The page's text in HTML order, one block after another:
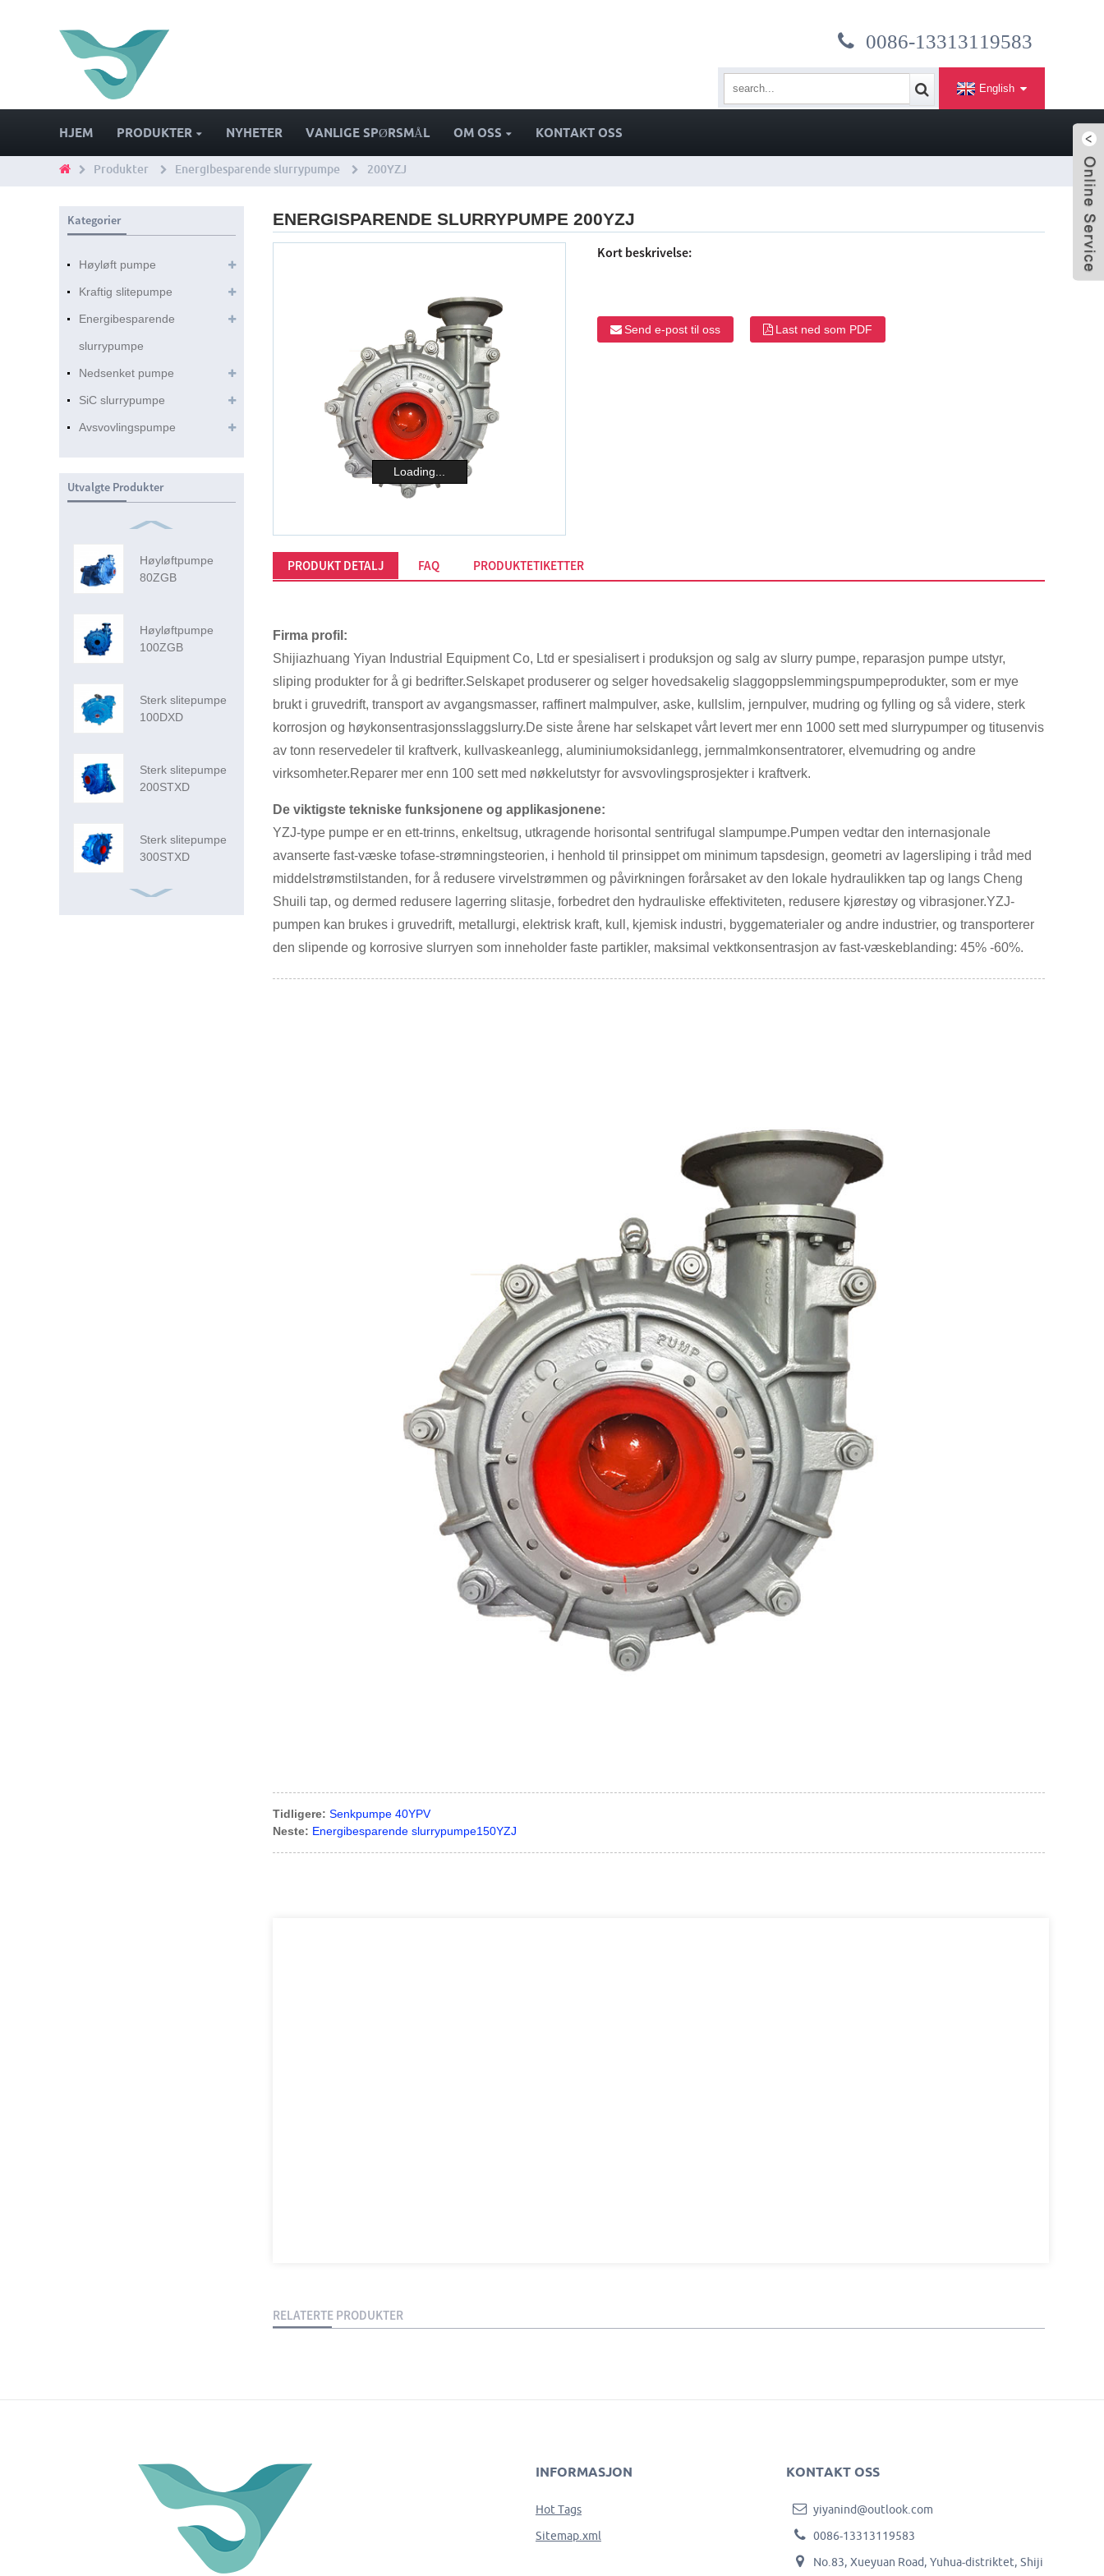
0086-13313119583
English
HJEM PRODUKTER NYHETER VANLIGE SPØRSMÅL OM OSS KONTAKT OSS
Produkter Energibesparende slurrypumpe 200YZJ
Kategorier
Høyløft pumpe
Kraftig slitepumpe
Energibesparende
slurrypumpe
Nedsenket pumpe
SiC slurrypumpe
Avsvovlingspumpe
Utvalgte Produkter
Høyløftpumpe
80ZGB
Høyløftpumpe
100ZGB
Sterk slitepumpe
100DXD
Sterk slitepumpe
200STXD
Sterk slitepumpe
300STXD
ENERGISPARENDE SLURRYPUMPE 200YZJ
Loading...
Kort beskrivelse:
Send e-post til oss Last ned som PDF
PRODUKT DETALJ FAQ PRODUKTETIKETTER
Firma profil:
Shijiazhuang Yiyan Industrial Equipment Co, Ltd er spesialisert i produksjon og salg av slurry pumpe, reparasjon pumpe utstyr,
sliping produkter for å gi bedrifter.Selskapet produserer og selger hovedsakelig slaggoppslemmingspumpeprodukter, som er mye
brukt i gruvedrift, transport av avgangsmasser, raffinert malmpulver, aske, kullslim, jernpulver, mudring og fylling og så videre, sterk
korrosjon og høykonsentrasjonsslaggslurry.De siste årene har selskapet vårt levert mer enn 1000 sett med slurrypumper og titusenvis
av tonn reservedeler til kraftverk, kullvaskeanlegg, aluminiumoksidanlegg, jernmalmkonsentratorer, elvemudring og andre
virksomheter.Reparer mer enn 100 sett med nøkkelutstyr for avsvovlingsprosjekter i kraftverk.
De viktigste tekniske funksjonene og applikasjonene:
YZJ-type pumpe er en ett-trinns, enkeltsug, utkragende horisontal sentrifugal slampumpe.Pumpen vedtar den internasjonale
avanserte fast-væske tofase-strømningsteorien, i henhold til prinsippet om minimum tapsdesign, geometri av lagersliping i tråd med
middelstrømstilstanden, for å redusere virvelstrømmen og påvirkningen forårsaket av den lokale hydraulikken tap og langs Cheng
Shuili tap, og dermed redusere lagerring slitasje, forbedret den hydrauliske effektiviteten, redusere kjørestøy og vibrasjoner.YZJ-
pumpen kan brukes i gruvedrift, metallurgi, elektrisk kraft, kull, kjemisk industri, byggematerialer og andre industrier, og transporterer
den slipende og korrosive slurryen som inneholder faste partikler, maksimal vektkonsentrasjon av fast-væskeblanding: 45% -60%.
Tidligere: Senkpumpe 40YPV
Neste: Energibesparende slurrypumpe150YZJ
RELATERTE PRODUKTER
INFORMASJON
Hot Tags
Sitemap.xml
KONTAKT OSS
yiyanind@outlook.com
0086-13313119583
No.83, Xueyuan Road, Yuhua-distriktet, Shiji